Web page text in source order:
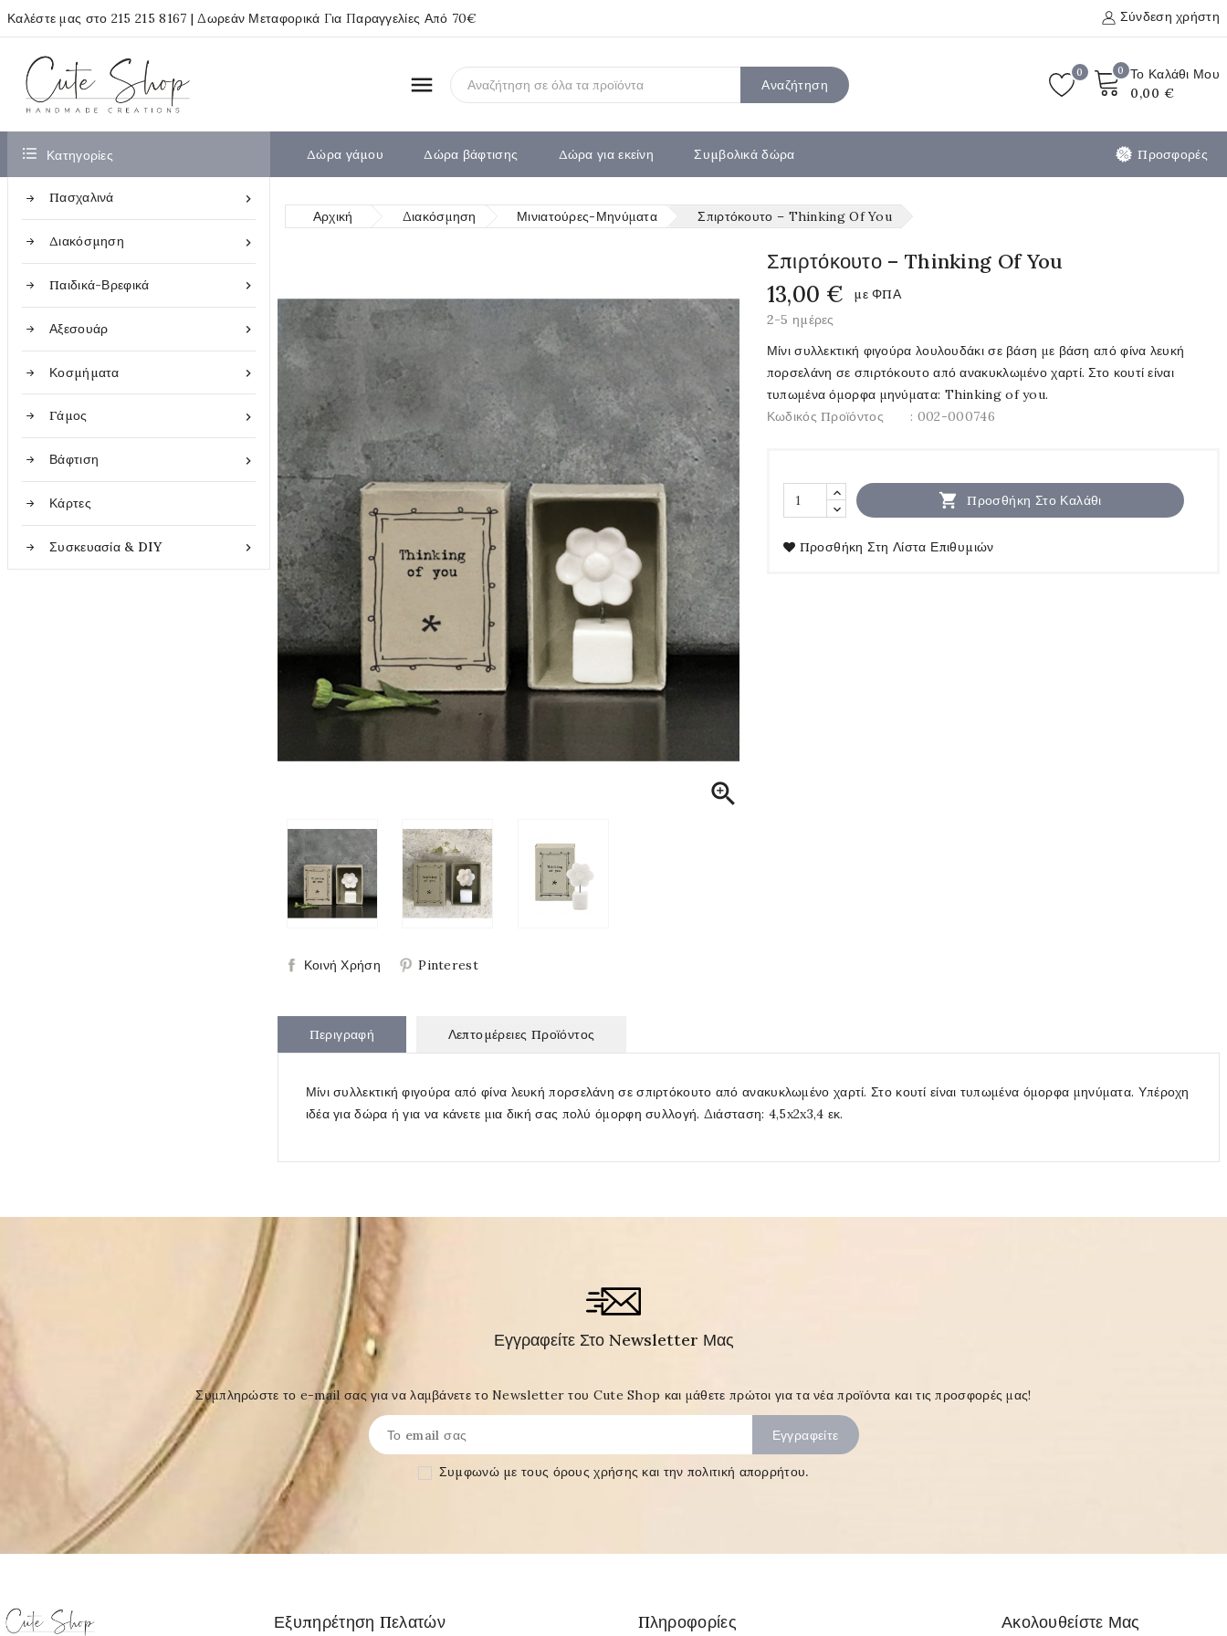
Καλέστε μας στο 215 215 8167 | Δωρεάν Μεταφορικά Για Παραγγελίες Από 70€ Σύνδεση χρήστη

0 Το Καλάθι Μου
0,00 €
Αναζήτηση
0
 Κατηγορίες

Πασχαλινά

Διακόσμηση

Παιδικά-Βρεφικά

Αξεσουάρ

Κοσμήματα

Γάμος

Βάφτιση
Κάρτες

Συσκευασία & DIY
Δώρα γάμου Δώρα βάφτισης Δώρα για εκείνη Συμβολικά δώρα Προσφορές
Αρχική Διακόσμηση Μινιατούρες-Μηνύματα Σπιρτόκουτο – Thinking Of You

Κοινή Χρήση Pinterest
Σπιρτόκουτο – Thinking Of You
13,00 €
με ΦΠΑ
2-5 ημέρες
Μίνι συλλεκτική φιγούρα λουλουδάκι σε βάση με βάση από φίνα λευκή
πορσελάνη σε σπιρτόκουτο από ανακυκλωμένο χαρτί. Στο κουτί είναι
τυπωμένα όμορφα μηνύματα: Thinking of you.
Κωδικός Προϊόντος
: 002-000746
 Προσθήκη Στο Καλάθι
Προσθήκη Στη Λίστα Επιθυμιών
Περιγραφή Λεπτομέρειες Προϊόντος
Μίνι συλλεκτική φιγούρα από φίνα λευκή πορσελάνη σε σπιρτόκουτο από ανακυκλωμένο χαρτί. Στο κουτί είναι τυπωμένα όμορφα μηνύματα. Υπέροχη
ιδέα για δώρα ή για να κάνετε μια δική σας πολύ όμορφη συλλογή. Διάσταση: 4,5x2x3,4 εκ.
Εγγραφείτε Στο Newsletter Μας
Συμπληρώστε το e-mail σας για να λαμβάνετε το Newsletter του Cute Shop και μάθετε πρώτοι για τα νέα προϊόντα και τις προσφορές μας!
Συμφωνώ με τους όρους χρήσης και την πολιτική απορρήτου.
Ακολουθείστε Μας
Πληροφορίες
Εξυπηρέτηση Πελατών